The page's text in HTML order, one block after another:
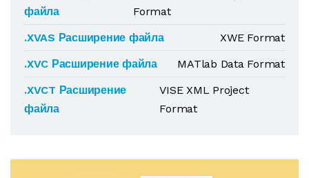
файла
Format
.XVAS Расширение файла
XWE Format
.XVC Расширение файла
MATlab Data Format
.XVCT Расширение
файла
VISE XML Project
Format